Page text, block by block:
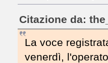
Citazione da:
La voce
venerdì,